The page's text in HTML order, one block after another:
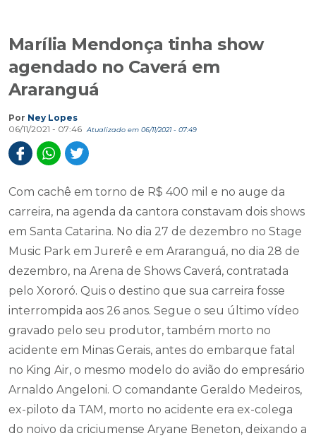
Marília Mendonça tinha show
agendado no Caverá em
Araranguá
Por Ney Lopes
06/11/2021 - 07:46
Atualizado em 06/11/2021 - 07:49
Com cachê em torno de R$ 400 mil e no auge da
carreira, na agenda da cantora constavam dois shows
em Santa Catarina. No dia 27 de dezembro no Stage
Music Park em Jurerê e em Araranguá, no dia 28 de
dezembro, na Arena de Shows Caverá, contratada
pelo Xororó. Quis o destino que sua carreira fosse
interrompida aos 26 anos. Segue o seu último vídeo
gravado pelo seu produtor, também morto no
acidente em Minas Gerais, antes do embarque fatal
no King Air, o mesmo modelo do avião do empresário
Arnaldo Angeloni. O comandante Geraldo Medeiros,
ex-piloto da TAM, morto no acidente era ex-colega
do noivo da criciumense Aryane Beneton, deixando a